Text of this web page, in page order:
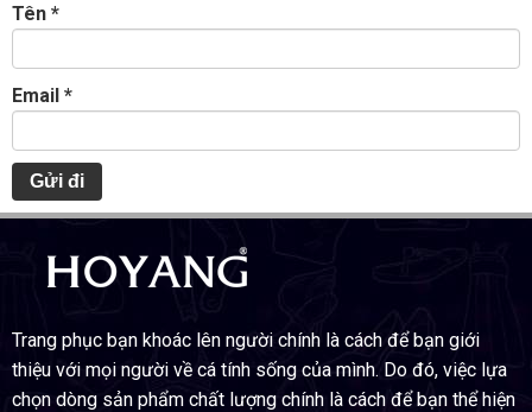
Tên *
Email *
Trang phục bạn khoác lên người chính là cách để bạn giới
thiệu với mọi người về cá tính sống của mình. Do đó, việc lựa
chọn dòng sản phẩm chất lượng chính là cách để bạn thể hiện